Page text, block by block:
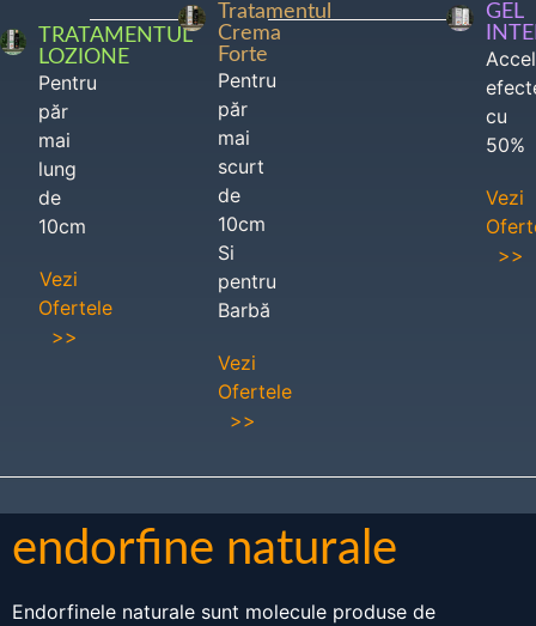
TRATAMENTUL
LOZIONE
Pentru
păr
mai
lung
de
10cm
Vezi
Ofertele
>>
Tratamentul
Crema
Forte
Pentru
păr
mai
scurt
de
10cm
Si
pentru
Barbă
Vezi
Ofertele
>>
GEL
cu
50%
Vezi
>>
endorfine naturale
Endorfinele naturale sunt molecule produse de